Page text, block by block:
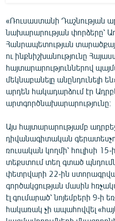
«Ռուսաստանի Դաշնության
նախարարության փորձերը՝
Հանրապետության
ու ինքնիշխանությունը
հայտարարություններով
մեկնաբանելը անընդունելի
արդեն հակադարձում էր
արտգործնախարարությունը։
Այս հայտարարությամբ
դիվանագիտական
ռուսական կողմի՝ հուլիսի
տեքստում տեղ գտած
փետրվարի 22-ին
գործակցության մասին
էլ գումարած՝ նոյեմբերի 9-ի
հակառակ չի ապահովվել